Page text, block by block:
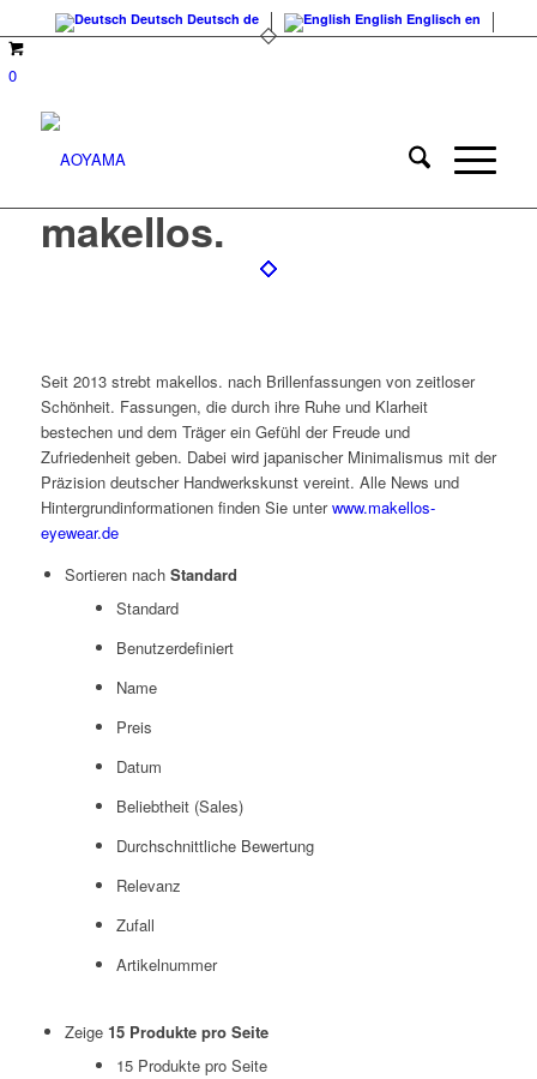
Deutsch Deutsch de English Englisch en
0
makellos.
Seit 2013 strebt makellos. nach Brillenfassungen von zeitloser
Schönheit. Fassungen, die durch ihre Ruhe und Klarheit
bestechen und dem Träger ein Gefühl der Freude und
Zufriedenheit geben. Dabei wird japanischer Minimalismus mit der
Präzision deutscher Handwerkskunst vereint. Alle News und
Hintergrundinformationen finden Sie unterwww.makellos-
eyewear.de
Sortieren nach Standard
Standard
Benutzerdefiniert
Name
Preis
Datum
Beliebtheit (Sales)
Durchschnittliche Bewertung
Relevanz
Zufall
Artikelnummer
Zeige 15 Produkte pro Seite
15 Produkte pro Seite